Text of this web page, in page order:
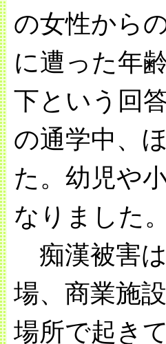
の女性から
に遭った年
下という回
の通学中、
た。幼児や
なりました
痴漢被害
場、商業施
場所で起き